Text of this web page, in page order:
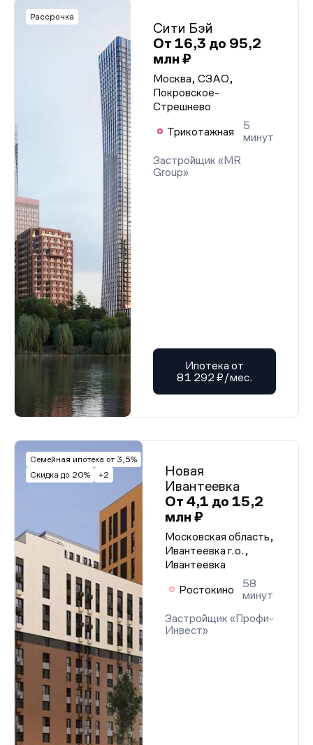
Рассрочка
Сити Бэй
От 16,3 до 95,2
млн ₽
Москва, СЗАО,
Покровское-
Стрешнево
Трикотажная
5
минут
Застройщик «MR
Group»
Ипотека от
81 292 ₽/мес.
Семейная ипотека от 3,5%
Скидка до 20%
+2
Новая
Ивантеевка
От 4,1 до 15,2
млн ₽
Московская область,
Ивантеевка г.о.,
Ивантеевка
Ростокино
58
минут
Застройщик «Профи-
Инвест»